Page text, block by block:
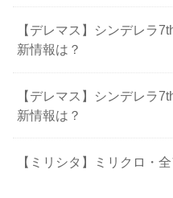
【デレマス】シンデレラ
新情報は？
【デレマス】シンデレラ
新情報は？
【ミリシタ】ミリクロ・